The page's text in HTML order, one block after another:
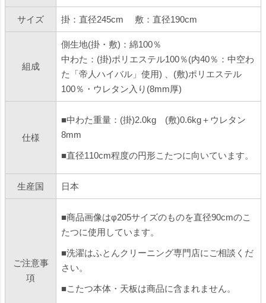
サイズ 掛：直径245cm 敷：直径190cm
組成
側生地(掛・敷)：綿100％
中わた：(掛)ポリエステル100％(内40％：中空わ
た「帝人ハイバル」使用) 、(敷)ポリエステル
100％・ウレタン入り(8mm厚)
仕様
■中わた重量：(掛)2.0kg (敷)0.6kg＋ウレタン
8mm
■直径110cm程度の円形こたつに向いています。
生産国 日本
ご注意事
項
■商品画像はφ205サイズのものを直径90cmのこ
たつに使用しています。
■洗濯はふとんクリーニング専門店にご相談くだ
さい。
■こたつ本体・天板は商品に含まれません。